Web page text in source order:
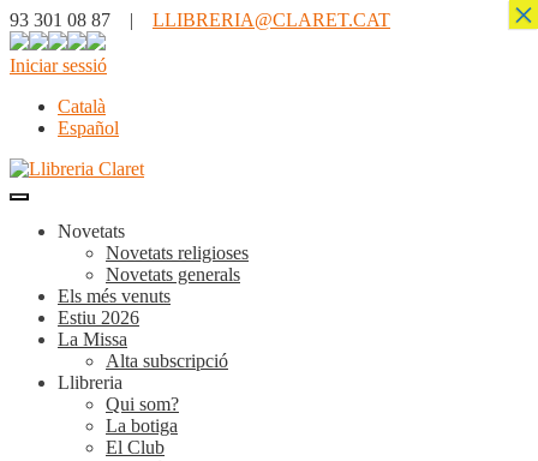
93 301 08 87 | LLIBRERIA@CLARET.CAT
Iniciar sessió
Català
Español
Novetats
Novetats religioses
Novetats generals
Els més venuts
Estiu 2026
La Missa
Alta subscripció
Llibreria
Qui som?
La botiga
El Club
×